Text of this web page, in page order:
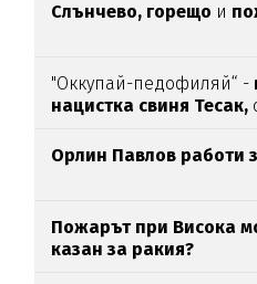
Слънчево, горещо и
"Оккупай-педофиляй“ -
нацистка свиня Тесак,
Орлин Павлов работи
Пожарът при Висока
казан за ракия?